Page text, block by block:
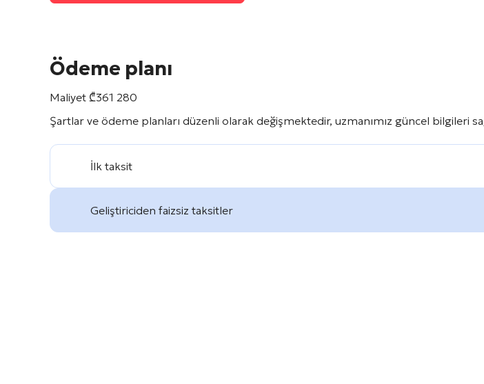
Ödeme planı
Maliyet ₾361 280
Şartlar ve ödeme planları düzenli olarak değişmektedir, uzmanımız güncel bilgileri
İlk taksit
Geliştiriciden faizsiz taksitler